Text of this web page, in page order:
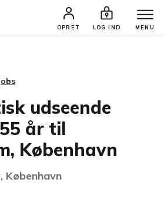
OPRET LOG IND MENU
& JOBS SØG PROFIL
udseende
år til
København
København